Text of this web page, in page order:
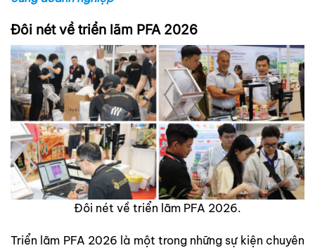
Đôi nét về triển lãm PFA 2026
Đôi nét về triển lãm PFA 2026.
Triển lãm PFA 2026 là một trong những sự kiện chuyên